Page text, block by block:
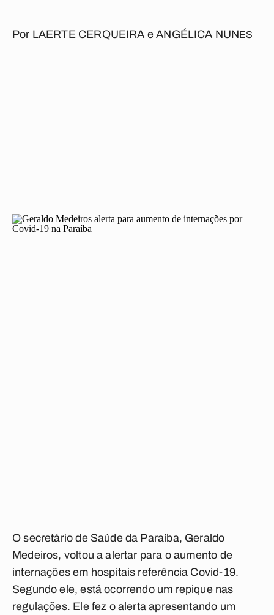
Por LAERTE CERQUEIRA e ANGÉLICA NUNES
O secretário de Saúde da Paraíba, Geraldo
Medeiros, voltou a alertar para o aumento de
internações em hospitais referência Covid-19.
Segundo ele, está ocorrendo um repique nas
regulações. Ele fez o alerta apresentando um